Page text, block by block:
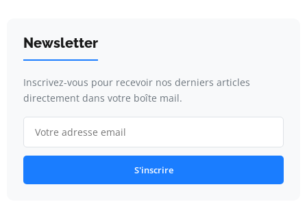
Newsletter
Inscrivez-vous pour recevoir nos derniers articles
directement dans votre boîte mail.
S'inscrire